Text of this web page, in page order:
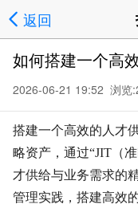
返回
如何搭建一个高
2026-06-21 19:52 浏览:
搭建一个高效的人才
略资产，通过“JIT（
才供给与业务需求的
管理实践，搭建高效